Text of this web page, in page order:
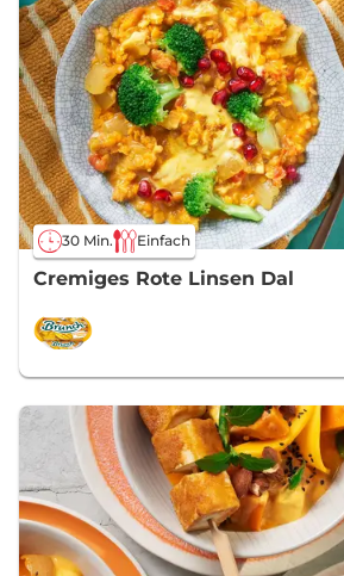
30 Min. Einfach
Cremiges Rote Linsen Dal